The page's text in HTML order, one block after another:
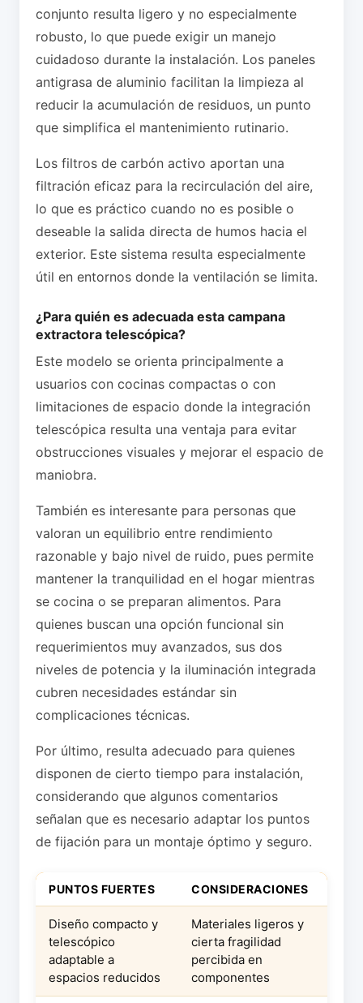
conjunto resulta ligero y no especialmente
robusto, lo que puede exigir un manejo
cuidadoso durante la instalación. Los paneles
antigrasa de aluminio facilitan la limpieza al
reducir la acumulación de residuos, un punto
que simplifica el mantenimiento rutinario.
Los filtros de carbón activo aportan una
filtración eficaz para la recirculación del aire,
lo que es práctico cuando no es posible o
deseable la salida directa de humos hacia el
exterior. Este sistema resulta especialmente
útil en entornos donde la ventilación se limita.
¿Para quién es adecuada esta campana
extractora telescópica?
Este modelo se orienta principalmente a
usuarios con cocinas compactas o con
limitaciones de espacio donde la integración
telescópica resulta una ventaja para evitar
obstrucciones visuales y mejorar el espacio de
maniobra.
También es interesante para personas que
valoran un equilibrio entre rendimiento
razonable y bajo nivel de ruido, pues permite
mantener la tranquilidad en el hogar mientras
se cocina o se preparan alimentos. Para
quienes buscan una opción funcional sin
requerimientos muy avanzados, sus dos
niveles de potencia y la iluminación integrada
cubren necesidades estándar sin
complicaciones técnicas.
Por último, resulta adecuado para quienes
disponen de cierto tiempo para instalación,
considerando que algunos comentarios
señalan que es necesario adaptar los puntos
de fijación para un montaje óptimo y seguro.
PUNTOS FUERTES CONSIDERACIONES
Diseño compacto y
telescópico
adaptable a
espacios reducidos
Materiales ligeros y
cierta fragilidad
percibida en
componentes